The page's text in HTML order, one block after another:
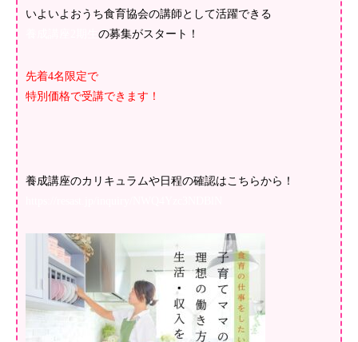
いよいよおうち食育協会の講師として活躍できる
の募集がスタート！
先着4名限定で
特別価格で受講できます！
養成講座のカリキュラムや日程の確認はこちらから！